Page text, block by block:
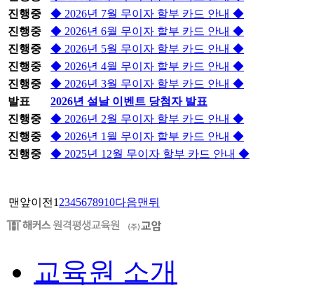
진행중
◆ 2026년 7월 무이자 할부 카드 안내 ◆
진행중
◆ 2026년 6월 무이자 할부 카드 안내 ◆
진행중
◆ 2026년 5월 무이자 할부 카드 안내 ◆
진행중
◆ 2026년 4월 무이자 할부 카드 안내 ◆
진행중
◆ 2026년 3월 무이자 할부 카드 안내 ◆
발표
2026년 설날 이벤트 당첨자 발표
진행중
◆ 2026년 2월 무이자 할부 카드 안내 ◆
진행중
◆ 2026년 1월 무이자 할부 카드 안내 ◆
진행중
◆ 2025년 12월 무이자 할부 카드 안내 ◆
맨앞이전 1 2345678910다음맨뒤
교육원 소개